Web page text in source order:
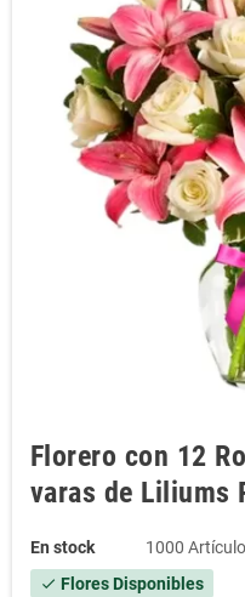
Florero con 12
varas de Liliums
En stock 1000
check Flores Disponibles